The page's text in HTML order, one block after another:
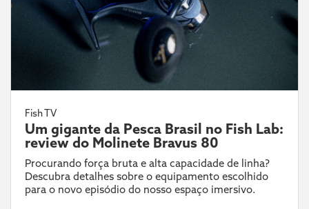
Fish TV
Um gigante da Pesca Brasil no Fish Lab:
review do Molinete Bravus 80
Procurando força bruta e alta capacidade de linha?
Descubra detalhes sobre o equipamento escolhido
para o novo episódio do nosso espaço imersivo.